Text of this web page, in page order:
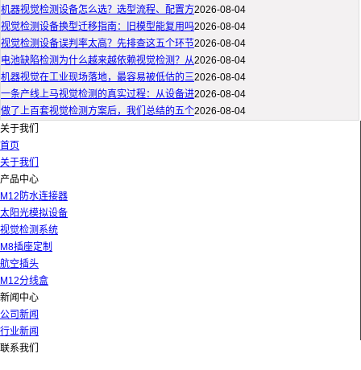
机器视觉检测设备怎么选？选型流程、配置方2026-08-04
视觉检测设备换型迁移指南：旧模型能复用吗2026-08-04
视觉检测设备误判率太高？先排查这五个环节2026-08-04
电池缺陷检测为什么越来越依赖视觉检测？从2026-08-04
机器视觉在工业现场落地，最容易被低估的三2026-08-04
一条产线上马视觉检测的真实过程：从设备进2026-08-04
做了上百套视觉检测方案后，我们总结的五个2026-08-04
关于我们
首页
关于我们
产品中心
M12防水连接器
太阳光模拟设备
视觉检测系统
M8插座定制
航空插头
M12分线盒
新闻中心
公司新闻
行业新闻
联系我们